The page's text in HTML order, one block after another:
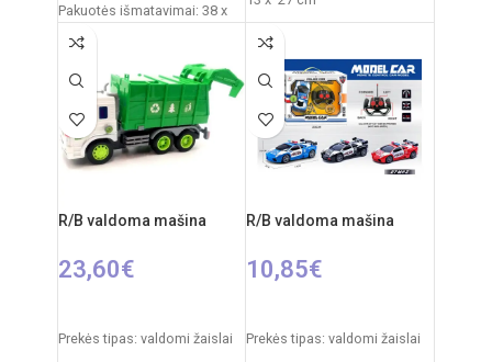
Pakuotės išmatavimai: 38 x
Džipo išmatavimai: 27 x 17 x
17 cm
Rekomenduojamas amžius:
nuo 6 metų
Valdymo pulto elementai: 2 x
Mašinos akumuliatorius: 4.8V
22 cm
Rekomenduojamas amžius:
nuo 3 metų
Elementai: 3x AA
R/B valdoma mašina
23,60€
Prekės tipas: valdomi žaislai
R/B valdoma mašina
10,85€
Prekės tipas: valdomi žaislai